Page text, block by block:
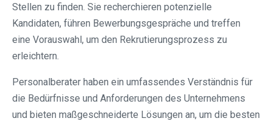
Stellen zu finden. Sie recherchieren potenzielle
Kandidaten, führen Bewerbungsgespräche und treffen
eine Vorauswahl, um den Rekrutierungsprozess zu
erleichtern.
Personalberater haben ein umfassendes Verständnis für
die Bedürfnisse und Anforderungen des Unternehmens
und bieten maßgeschneiderte Lösungen an, um die besten